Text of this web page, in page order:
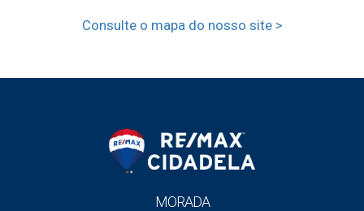
Consulte o mapa do nosso site >
MORADA